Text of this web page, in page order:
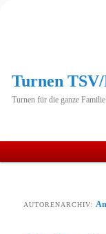
Turnen
Turnen für die ganze
AUTORENARCHIV: